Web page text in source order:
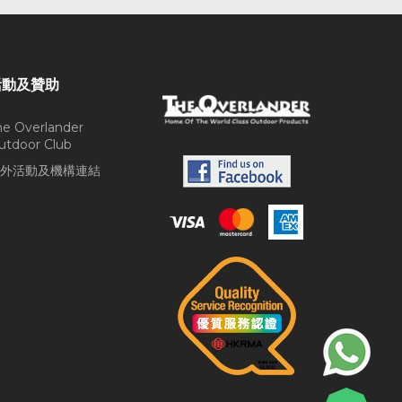
及贊助
Overlander
Club
活動及機構連結